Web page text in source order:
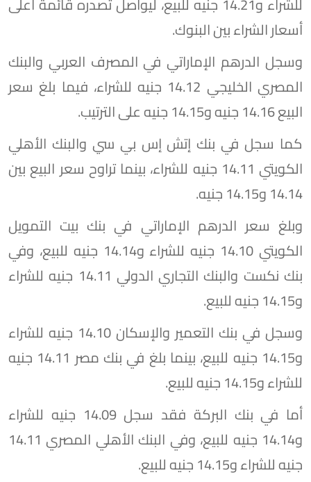
أسعار الشراء بين البنوك.
وسجل الدرهم الإماراتي في المصرف العربي والبنك
المصري الخليجي 14.12 جنيه للشراء، فيما بلغ سعر
البيع 14.16 جنيه و14.15 جنيه على الترتيب.
كما سجل في بنك إتش إس بي سي والبنك الأهلي
الكويتي 14.11 جنيه للشراء، بينما تراوح سعر البيع بين
14.14 و14.15 جنيه.
وبلغ سعر الدرهم الإماراتي في بنك بيت التمويل
الكويتي 14.10 جنيه للشراء و14.14 جنيه للبيع، وفي
بنك نكست والبنك التجاري الدولي 14.11 جنيه للشراء
و14.15 جنيه للبيع.
وسجل في بنك التعمير والإسكان 14.10 جنيه للشراء
و14.15 جنيه للبيع، بينما بلغ في بنك مصر 14.11 جنيه
للشراء و14.15 جنيه للبيع.
أما في بنك البركة فقد سجل 14.09 جنيه للشراء
و14.14 جنيه للبيع، وفي البنك الأهلي المصري 14.11
جنيه للشراء و14.15 جنيه للبيع.